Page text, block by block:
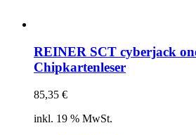
REINER SCT cyberjack
Chipkartenleser
85,35 €
inkl. 19 % MwSt.